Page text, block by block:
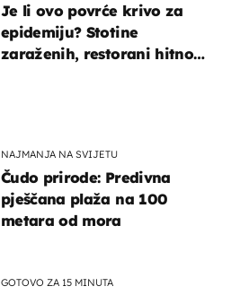
Je li ovo povrće krivo za
epidemiju? Stotine
zaraženih, restorani hitno
NAJMANJA NA SVIJETU
Čudo prirode: Predivna
pješčana plaža na 100
metara od mora
GOTOVO ZA 15 MINUTA